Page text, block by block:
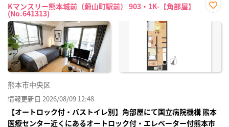
Kマンスリー熊本城前（蔚山町駅前） 903・1K-【角部屋】
(No.641313)
に入
熊本市中央区
情報更新日 2026/08/09 12:48
【オートロック付・バストイレ別】角部屋にて国立病院機構 熊本
医療センター近くにあるオートロック付・エレベーター付熊本市